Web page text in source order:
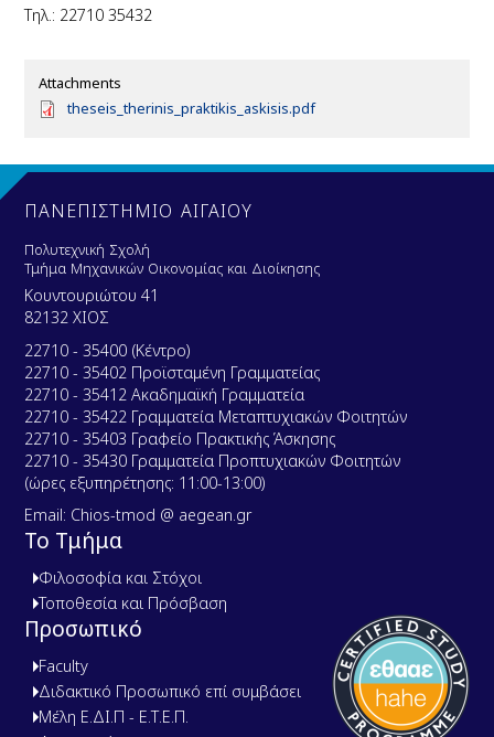
Τηλ.: 22710 35432
Attachments
D
u
e
n
t
theseis_therinis_praktikis_askisis.pdf
ΠΑΝΕΠΙΣΤΗΜΙΟ ΑΙΓΑΙΟΥ
Πολυτεχνική Σχολή
Τμήμα Μηχανικών Οικονομίας και Διοίκησης
Κουντουριώτου 41
82132 ΧΙΟΣ
22710 - 35400 (Κέντρο)
22710 - 35402 Προϊσταμένη Γραμματείας
22710 - 35412 Ακαδημαϊκή Γραμματεία
22710 - 35422 Γραμματεία Μεταπτυχιακών Φοιτητών
22710 - 35403 Γραφείο Πρακτικής Άσκησης
22710 - 35430 Γραμματεία Προπτυχιακών Φοιτητών
(ώρες εξυπηρέτησης: 11:00-13:00)
Email: Chios-tmod @ aegean.gr
Το Τμήμα
Φιλοσοφία και Στόχοι
Τοποθεσία και Πρόσβαση
Προσωπικό
Faculty
Διδακτικό Προσωπικό επί συμβάσει
Μέλη Ε.ΔΙ.Π - Ε.Τ.Ε.Π.